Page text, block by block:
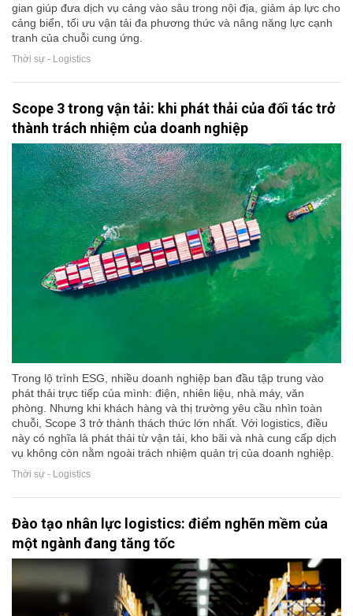
gian giúp đưa dịch vụ cảng vào sâu trong nội địa, giảm áp lực cho
cảng biển, tối ưu vận tải đa phương thức và nâng năng lực cạnh
tranh của chuỗi cung ứng.
Thời sự - Logistics
Scope 3 trong vận tải: khi phát thải của đối tác trở
thành trách nhiệm của doanh nghiệp
Trong lộ trình ESG, nhiều doanh nghiệp ban đầu tập trung vào
phát thải trực tiếp của mình: điện, nhiên liệu, nhà máy, văn
phòng. Nhưng khi khách hàng và thị trường yêu cầu nhìn toàn
chuỗi, Scope 3 trở thành thách thức lớn nhất. Với logistics, điều
này có nghĩa là phát thải từ vận tải, kho bãi và nhà cung cấp dịch
vụ không còn nằm ngoài trách nhiệm quản trị của doanh nghiệp.
Thời sự - Logistics
Đào tạo nhân lực logistics: điểm nghẽn mềm của
một ngành đang tăng tốc